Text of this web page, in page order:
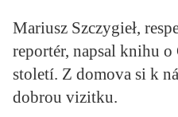
LITERATURY
KATEGORIE
Mariusz Szczygieł,
reportér, napsal knihu o
století. Z domova si k
dobrou vizitku.